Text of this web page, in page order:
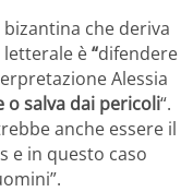
che deriva
è“difendere
Alessia
o salva dai pericoli“.
anche essere il
e in questo caso